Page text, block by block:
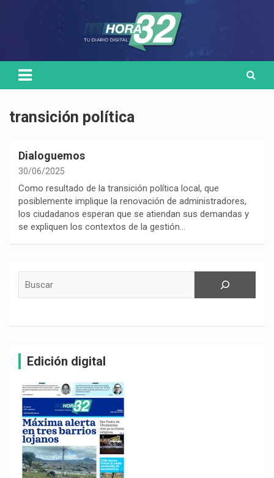
transición política
Dialoguemos
30/06/2025
Como resultado de la transición política local, que
posiblemente implique la renovación de administradores,
los ciudadanos esperan que se atiendan sus demandas y
se expliquen los contextos de la gestión…
Edición digital